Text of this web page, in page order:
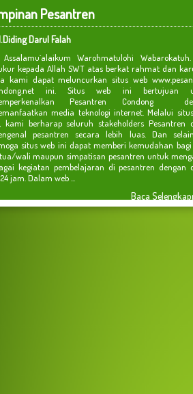
Pesantren
Darul Falah
Warohmatulohi
kepada Allah SWT atas berkat rahmat dan
kami dapat meluncurkan situs web
ini. Situs web ini bertujuan
Pesantren Condong
media teknologi internet. Melalui
kami berharap seluruh stakeholders Pesantren
pesantren secara lebih luas. Dan
situs web ini dapat memberi kemudahan
wali maupun simpatisan pesantren untuk
kegiatan pembelajaran di pesantren dengan
jam. Dalam web ...
Baca